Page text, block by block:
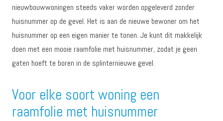
nieuwbouwwoningen steeds vaker worden opgeleverd zonder
huisnummer op de gevel. Het is aan de nieuwe bewoner om het
huisnummer op een eigen manier te tonen. Je kunt dit makkelijk
doen met een mooie raamfolie met huisnummer, zodat je geen
gaten hoeft te boren in de splinternieuwe gevel.
Voor elke soort woning een
raamfolie met huisnummer